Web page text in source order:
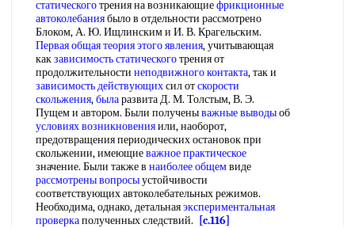
статическоготрения на возникающиефрикционные
автоколебаниябыло в отдельности рассмотрено
Блоком, А. Ю. Ищлинским и И. В. Крагельским.
Первая общаятеория этого явления, учитывающая
какзависимость статическоготрения от
продолжительности неподвижного контакта, так и
зависимость действующихсил отскорости
скольжения,быларазвита Д. М. Толстым, В. Э.
Пущем и автором. Были полученыважные выводыоб
условиях возникновенияили, наоборот,
предотвращения периодических остановок при
скольжении, имеющиеважное практическое
значение. Были также в наиболее общемвиде
рассмотрены вопросыустойчивости
соответствующих автоколебательных режимов.
Необходима, однако, детальнаяэкспериментальная
проверкаполученных следствий.
[c.116]